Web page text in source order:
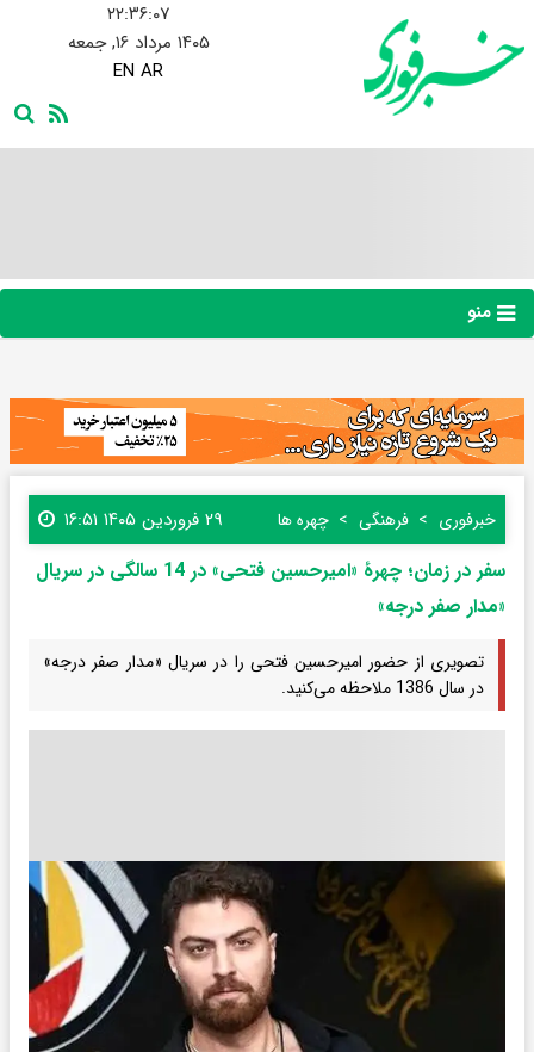
۲۲:۳۶:۰۸
۱۴۰۵ مرداد ۱۶, جمعه
EN AR
منو
خبرفوری فرهنگی چهره ها ۲۹ فروردین ۱۴۰۵ ۱۶:۵۱
سفر در زمان؛ چهرۀ «امیرحسین فتحی» در 14 سالگی در سریال
«مدار صفر درجه»
تصویری از حضور امیرحسین فتحی را در سریال «مدار صفر درجه»
در سال 1386 ملاحظه می‌کنید.